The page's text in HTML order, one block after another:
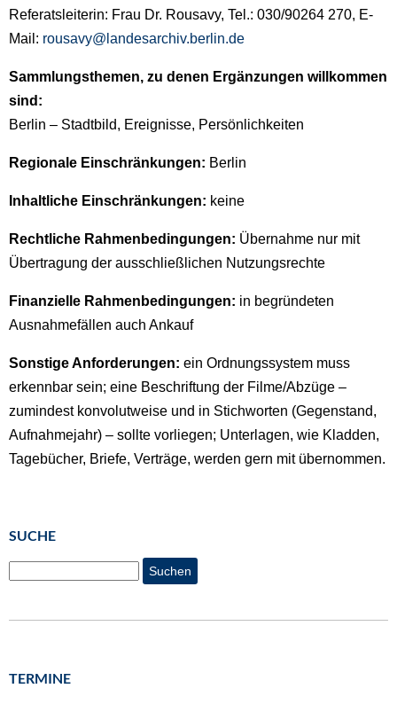
Referatsleiterin: Frau Dr. Rousavy, Tel.: 030/90264 270, E-
Mail: rousavy@landesarchiv.berlin.de
Sammlungsthemen, zu denen Ergänzungen willkommen
sind:
Berlin – Stadtbild, Ereignisse, Persönlichkeiten
Regionale Einschränkungen: Berlin
Inhaltliche Einschränkungen: keine
Rechtliche Rahmenbedingungen: Übernahme nur mit
Übertragung der ausschließlichen Nutzungsrechte
Finanzielle Rahmenbedingungen: in begründeten
Ausnahmefällen auch Ankauf
Sonstige Anforderungen: ein Ordnungssystem muss
erkennbar sein; eine Beschriftung der Filme/Abzüge –
zumindest konvolutweise und in Stichworten (Gegenstand,
Aufnahmejahr) – sollte vorliegen; Unterlagen, wie Kladden,
Tagebücher, Briefe, Verträge, werden gern mit übernommen.
SUCHE
TERMINE